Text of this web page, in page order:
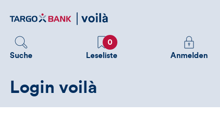
zum
Suche
Favoriten
0
Leseliste
Melden
Sie
Anmelden
Login voilà